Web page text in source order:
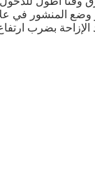
وضع المنشور في
هي 0 و -17.5 مم و -30 مم و -34 مم و -40